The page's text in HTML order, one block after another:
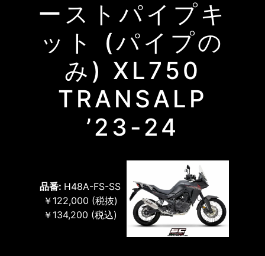
ーストパイプキ
ット (パイプの
み) XL750
TRANSALP
’23-24
品番: H48A-FS-SS
￥122,000 (税抜)
￥134,200 (税込)